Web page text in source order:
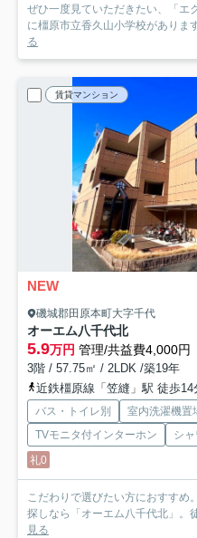
ぜひ一度見ていただきたい、「
に橿原市立香久山小学校がありま
る
賃貸マンション
NEW
磯城郡田原本町大字千代
オーエム八千代北
5.9万円 管理/共益費4,000円
3階 / 57.75㎡ / 2LDK /築19年
近鉄橿原線「笠縫」駅 徒歩14
バス・トイレ別 室内洗濯機置
TVモニタ付インターホン
シ
礼0
こだわりで選びたい方におすすめ
探しなら「オーエム八千代北」。
見る